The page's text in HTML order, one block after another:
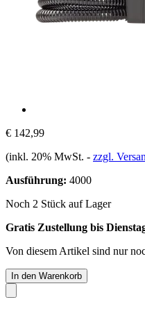
€ 142,99
(inkl. 20% MwSt. - zzgl.
Ausführung: 4000
Noch 2 Stück auf Lager
Gratis Zustellung bis
Von diesem Artikel sind nur
In den Warenkorb